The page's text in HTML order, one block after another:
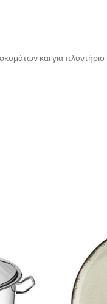
και για πλυντήριο